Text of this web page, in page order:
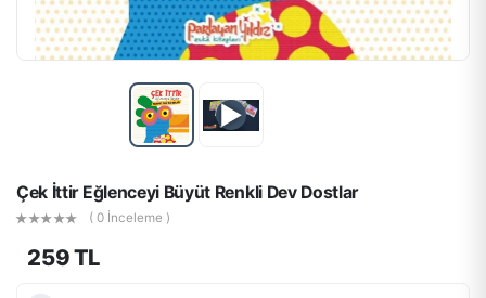
▶
Çek İttir Eğlenceyi Büyüt Renkli Dev Dostlar
( 0 İnceleme )
259 TL